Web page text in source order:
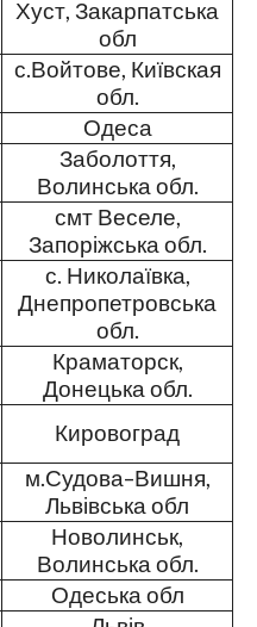
Хуст, Закарпатська
обл
с.Войтове, Київская
обл.
Одеса
Заболоття,
Волинська обл.
смт Веселе,
Запоріжська обл.
с. Николаївка,
Днепропетровська
обл.
Краматорск,
Донецька обл.
Кировоград
м.Судова–Вишня,
Львівська обл
Новолинськ,
Волинська обл.
Одеська обл